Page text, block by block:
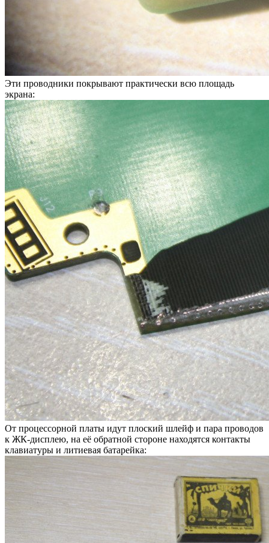
Эти проводники покрывают практически всю площадь
экрана:
От процессорной платы идут плоский шлейф и пара проводов
к ЖК-дисплею, на её обратной стороне находятся контакты
клавиатуры и литиевая батарейка: